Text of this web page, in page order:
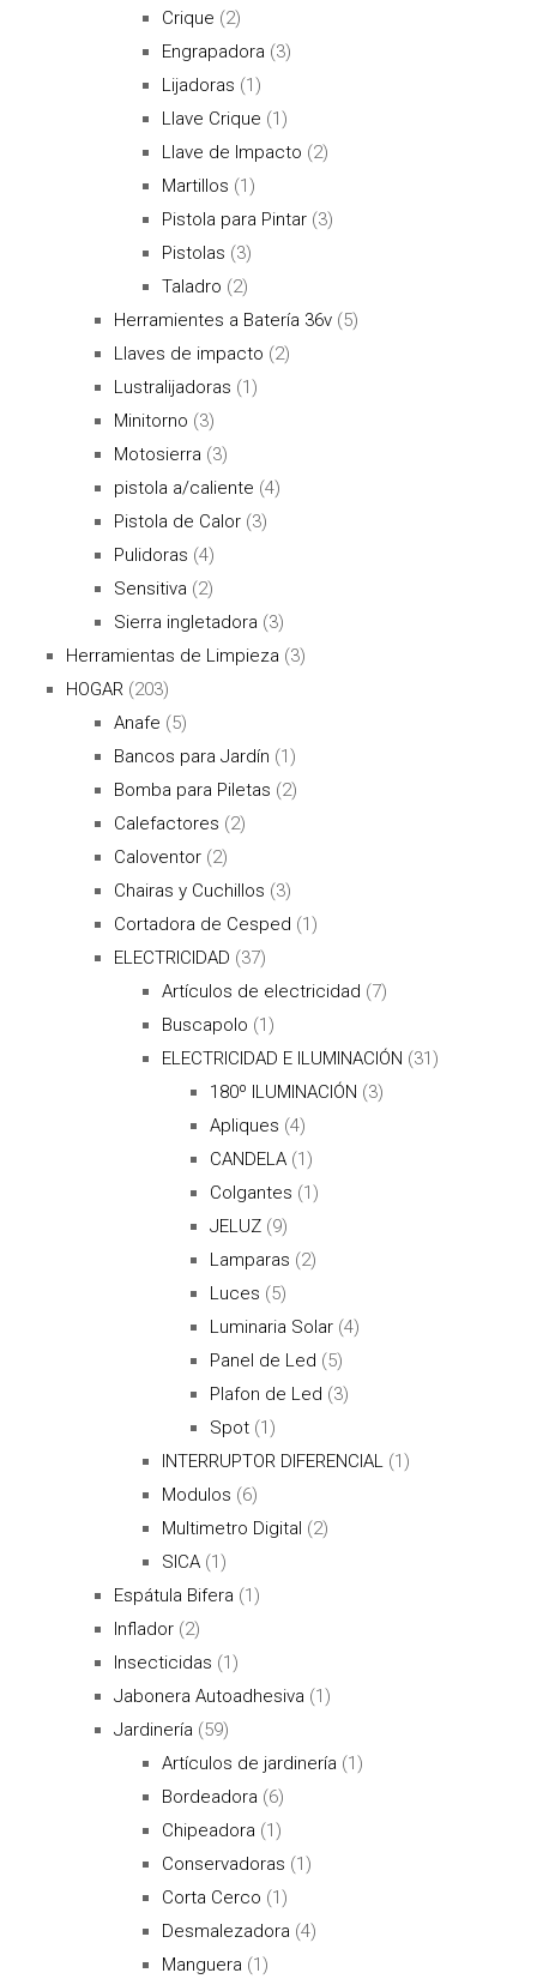
Crique (2)
Engrapadora (3)
Lijadoras (1)
Llave Crique (1)
Llave de Impacto (2)
Martillos (1)
Pistola para Pintar (3)
Pistolas (3)
Taladro (2)
Herramientes a Batería 36v (5)
Llaves de impacto (2)
Lustralijadoras (1)
Minitorno (3)
Motosierra (3)
pistola a/caliente (4)
Pistola de Calor (3)
Pulidoras (4)
Sensitiva (2)
Sierra ingletadora (3)
Herramientas de Limpieza (3)
HOGAR (203)
Anafe (5)
Bancos para Jardín (1)
Bomba para Piletas (2)
Calefactores (2)
Caloventor (2)
Chairas y Cuchillos (3)
Cortadora de Cesped (1)
ELECTRICIDAD (37)
Artículos de electricidad (7)
Buscapolo (1)
ELECTRICIDAD E ILUMINACIÓN (31)
180º ILUMINACIÓN (3)
Apliques (4)
CANDELA (1)
Colgantes (1)
JELUZ (9)
Lamparas (2)
Luces (5)
Luminaria Solar (4)
Panel de Led (5)
Plafon de Led (3)
Spot (1)
INTERRUPTOR DIFERENCIAL
(1)
Modulos (6)
Multimetro Digital (2)
SICA (1)
Espátula Bifera (1)
Inflador (2)
Insecticidas (1)
Jabonera Autoadhesiva (1)
Jardinería (59)
Artículos de jardinería (1)
Bordeadora (6)
Chipeadora (1)
Conservadoras (1)
Corta Cerco (1)
Desmalezadora (4)
Manguera (1)